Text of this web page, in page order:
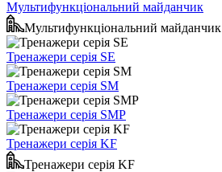
Мультифункціональний майданчик
Мультифункціональний майданчик
Тренажери серія SE
Тренажери серія SM
Тренажери серія SMP
Тренажери серія KF
Тренажери серія KF